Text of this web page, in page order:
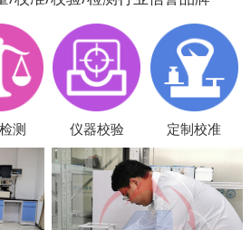
测 仪器校验 定制校准